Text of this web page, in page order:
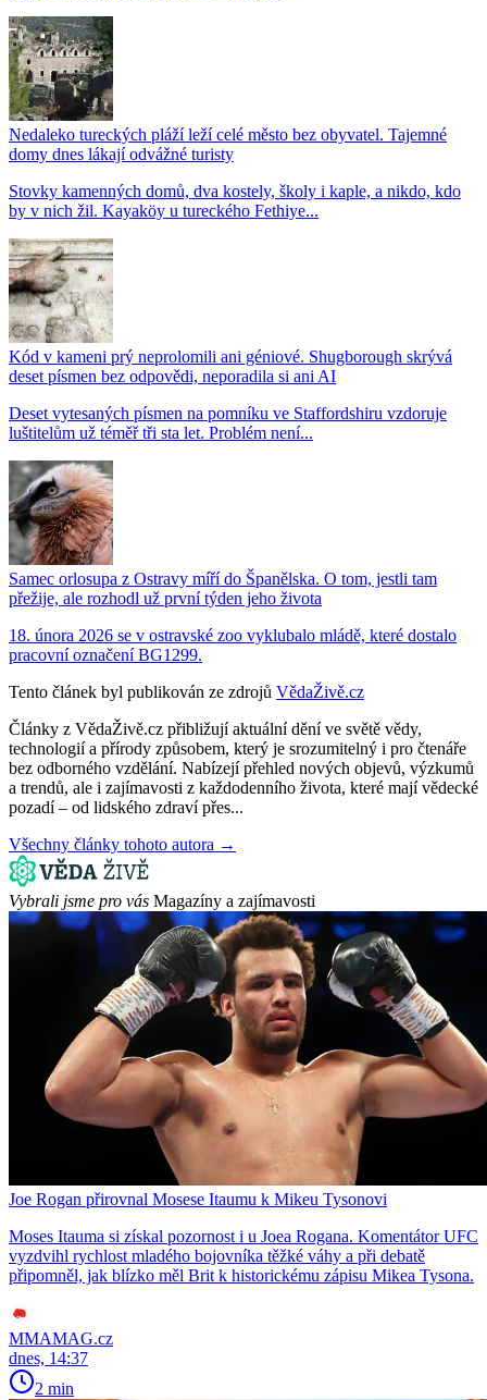
Nedaleko tureckých pláží leží celé město bez obyvatel. Tajemné
domy dnes lákají odvážné turisty
Stovky kamenných domů, dva kostely, školy i kaple, a nikdo, kdo
by v nich žil. Kayaköy u tureckého Fethiye...
Kód v kameni prý neprolomili ani géniové. Shugborough skrývá
deset písmen bez odpovědi, neporadila si ani AI
Deset vytesaných písmen na pomníku ve Staffordshiru vzdoruje
luštitelům už téměř tři sta let. Problém není...
Samec orlosupa z Ostravy míří do Španělska. O tom, jestli tam
přežije, ale rozhodl už první týden jeho života
18. února 2026 se v ostravské zoo vyklubalo mládě, které dostalo
pracovní označení BG1299.
Tento článek byl publikován ze zdrojů VědaŽivě.cz
Články z VědaŽivě.cz přibližují aktuální dění ve světě vědy,
technologií a přírody způsobem, který je srozumitelný i pro čtenáře
bez odborného vzdělání. Nabízejí přehled nových objevů, výzkumů
a trendů, ale i zajímavosti z každodenního života, které mají vědecké
pozadí – od lidského zdraví přes...
Všechny články tohoto autora →
Vybrali jsme pro vás Magazíny a zajímavosti
Joe Rogan přirovnal Mosese Itaumu k Mikeu Tysonovi
Moses Itauma si získal pozornost i u Joea Rogana. Komentátor UFC
vyzdvihl rychlost mladého bojovníka těžké váhy a při debatě
připomněl, jak blízko měl Brit k historickému zápisu Mikea Tysona.
MMAMAG.cz
dnes, 14:37
2 min